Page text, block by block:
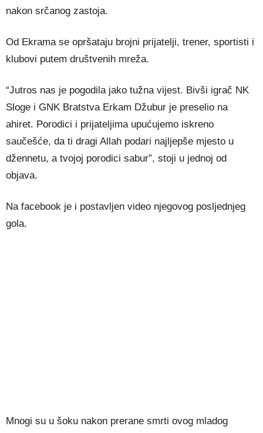
nakon srčanog zastoja.
Od Ekrama se opršataju brojni prijatelji, trener, sportisti i
klubovi putem društvenih mreža.
“Jutros nas je pogodila jako tužna vijest. Bivši igrač NK
Sloge i GNK Bratstva Erkam Džubur je preselio na
ahiret. Porodici i prijateljima upućujemo iskreno
saučešće, da ti dragi Allah podari najljepše mjesto u
džennetu, a tvojoj porodici sabur”, stoji u jednoj od
objava.
Na facebook je i postavljen video njegovog posljednjeg
gola.
Mnogi su u šoku nakon prerane smrti ovog mladog